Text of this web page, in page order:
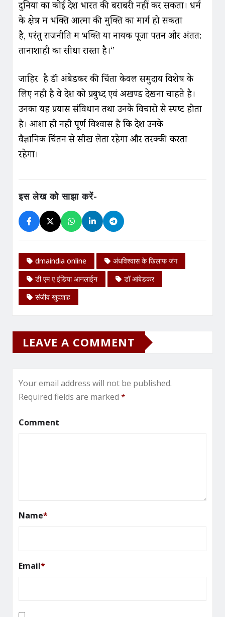
दुनिया का कोई देश भारत की बराबरी नहीं कर सकता। धर्म
के क्षेत्र में भक्ति आत्मा की मुक्ति का मार्ग हो सकता
है, परंतु राजनीति में भक्ति या नायक पूजा पतन और अंतत:
तानाशाही का सीधा रास्ता है।‘’
जाहिर है डॉं अंबेडकर की चिंता केवल समुदाय विशेष के
लिए नही है वे देश को प्रबुध्‍द एवं अखण्‍ड देखना चाहते है।
उनका यह प्रयास संविधान तथा उनके विचारो से स्पष्‍ट होता
है। आशा ही नही पूर्ण विश्‍वास है कि देश उनके
वैज्ञानिक चिंतन से सीख लेता रहेगा और तरक्‍की करता
रहेगा।
इस लेख को साझा करें-
dmaindia online
अंधविश्‍वास के खिलाफ जंग
डी एम ए इंडिया आनलाईन
डॉ आंबेडकर
संजीव खुदशाह
LEAVE A COMMENT
Your email address will not be published.
Required fields are marked *
Comment
Name*
Email*